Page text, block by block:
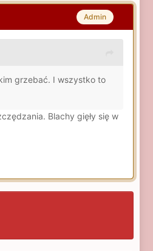
Admin
grzebać. I wszystko to
Blachy gięły się w